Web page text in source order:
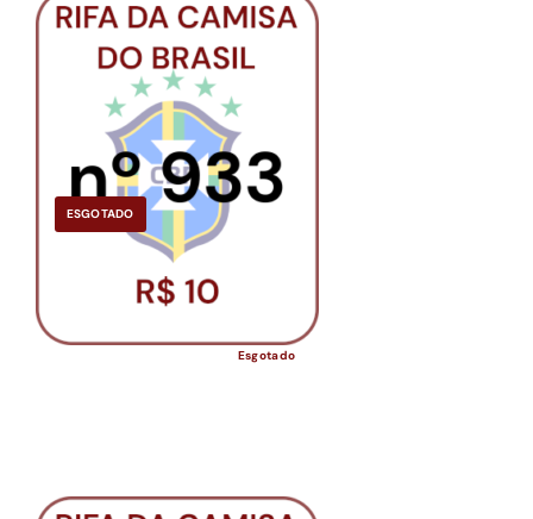
ESGOTADO
Esgotado